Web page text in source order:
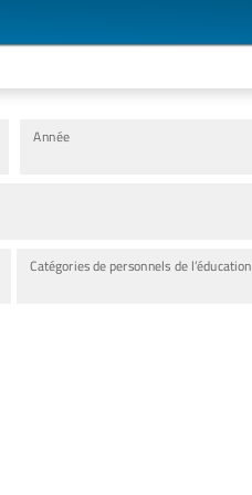
Année
Catégories de personnels de l’éducation